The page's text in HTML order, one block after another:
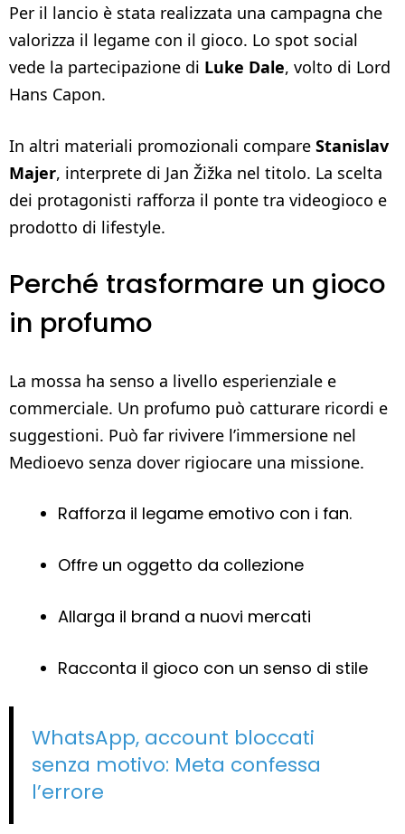
Per il lancio è stata realizzata una campagna che
valorizza il legame con il gioco. Lo spot social
vede la partecipazione di Luke Dale, volto di Lord
Hans Capon.
In altri materiali promozionali compare Stanislav
Majer, interprete di Jan Žižka nel titolo. La scelta
dei protagonisti rafforza il ponte tra videogioco e
prodotto di lifestyle.
Perché trasformare un gioco
in profumo
La mossa ha senso a livello esperienziale e
commerciale. Un profumo può catturare ricordi e
suggestioni. Può far rivivere l’immersione nel
Medioevo senza dover rigiocare una missione.
Rafforza il legame emotivo con i fan.
Offre un oggetto da collezione
Allarga il brand a nuovi mercati
Racconta il gioco con un senso di stile
WhatsApp, account bloccati
senza motivo: Meta confessa
l’errore